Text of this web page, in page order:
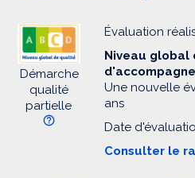
Démarche
qualité
partielle
Évaluation
Niveau global
Une nouvelle
ans
Date
Consulter le